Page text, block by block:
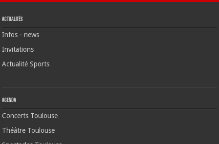
Actualités
Infos - news
Invitations
Actualité Sports
Agenda
Concerts Toulouse
Théâtre Toulouse